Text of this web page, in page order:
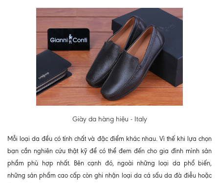
Giày da hàng hiệu - Italy
Mỗi loại da đều có tính chất và đặc điểm khác nhau. Vì thế khi lựa chọn
bạn cần nghiên cứu thật kỹ để có thể đem đến cho gia đình mình sản
phẩm phù hợp nhất. Bên cạnh đó, ngoài những loại da phổ biến,
những sản phẩm cao cấp còn ghi nhận loại da cá sấu da đà điễu hoặc